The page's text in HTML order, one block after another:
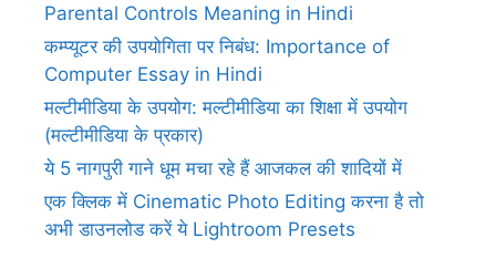
Parental Controls Meaning in Hindi
कम्प्यूटर की उपयोगिता पर निबंध: Importance of
Computer Essay in Hindi
मल्टीमीडिया के उपयोग: मल्टीमीडिया का शिक्षा में उपयोग
(मल्टीमीडिया के प्रकार)
ये 5 नागपुरी गाने धूम मचा रहे हैं आजकल की शादियों में
एक क्लिक में Cinematic Photo Editing करना है तो
अभी डाउनलोड करें ये Lightroom Presets